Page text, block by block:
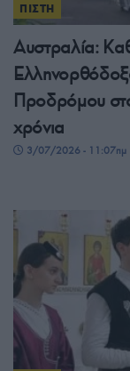
ΠΙΣΤΗ
Αυστραλία:
Προδρόμου
χρόνια
3/07/2026 - 11:07πμ